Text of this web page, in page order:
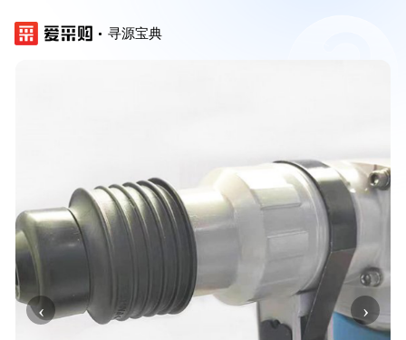
寻源宝典
‹ ›